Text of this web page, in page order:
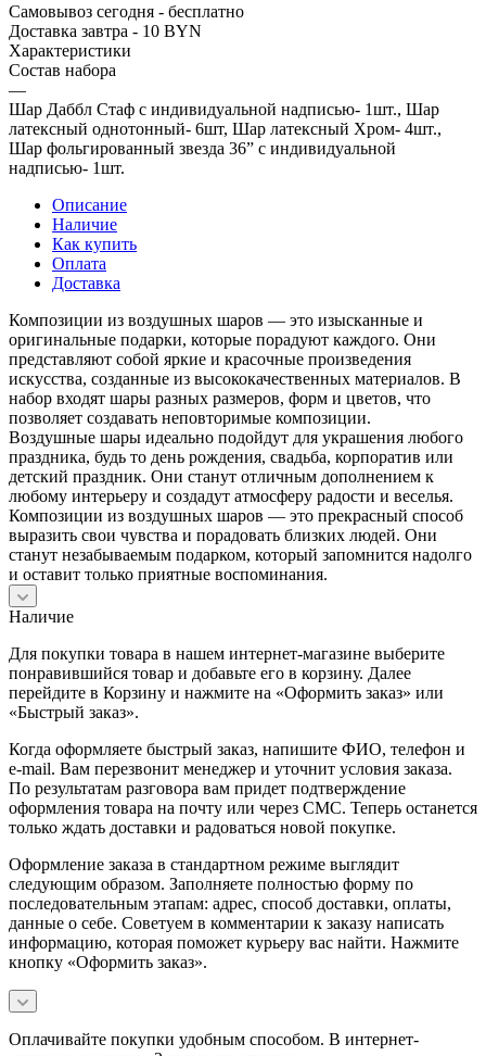
Самовывоз сегодня - бесплатно
Доставка завтра - 10 BYN
Характеристики
Состав набора
—
Шар Даббл Стаф с индивидуальной надписью- 1шт., Шар
латексный однотонный- 6шт, Шар латексный Хром- 4шт.,
Шар фольгированный звезда 36” с индивидуальной
надписью- 1шт.
Описание
Наличие
Как купить
Оплата
Доставка
Композиции из воздушных шаров — это изысканные и
оригинальные подарки, которые порадуют каждого. Они
представляют собой яркие и красочные произведения
искусства, созданные из высококачественных материалов. В
набор входят шары разных размеров, форм и цветов, что
позволяет создавать неповторимые композиции.
Воздушные шары идеально подойдут для украшения любого
праздника, будь то день рождения, свадьба, корпоратив или
детский праздник. Они станут отличным дополнением к
любому интерьеру и создадут атмосферу радости и веселья.
Композиции из воздушных шаров — это прекрасный способ
выразить свои чувства и порадовать близких людей. Они
станут незабываемым подарком, который запомнится надолго
и оставит только приятные воспоминания.
Наличие
Для покупки товара в нашем интернет-магазине выберите
понравившийся товар и добавьте его в корзину. Далее
перейдите в Корзину и нажмите на «Оформить заказ» или
«Быстрый заказ».
Когда оформляете быстрый заказ, напишите ФИО, телефон и
e-mail. Вам перезвонит менеджер и уточнит условия заказа.
По результатам разговора вам придет подтверждение
оформления товара на почту или через СМС. Теперь останется
только ждать доставки и радоваться новой покупке.
Оформление заказа в стандартном режиме выглядит
следующим образом. Заполняете полностью форму по
последовательным этапам: адрес, способ доставки, оплаты,
данные о себе. Советуем в комментарии к заказу написать
информацию, которая поможет курьеру вас найти. Нажмите
кнопку «Оформить заказ».
Оплачивайте покупки удобным способом. В интернет-